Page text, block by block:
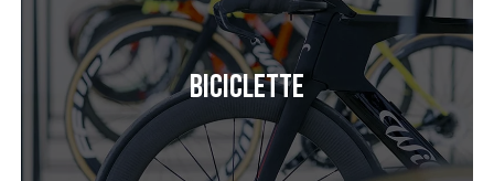
Biciclette